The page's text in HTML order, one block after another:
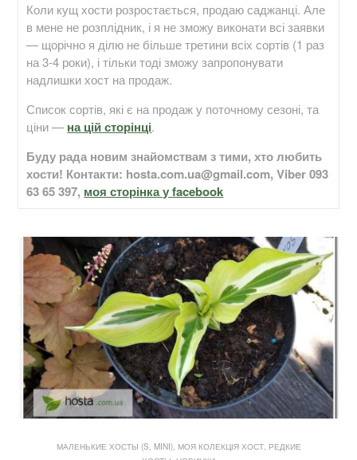
Коли кущ хости розростається, продаю саджанці. Але
в мене не розплідник, і я не зможу виконати всі заявки
— щорічно я ділю не більше третини всіх сортів (1 раз
на 3-4 роки), і тільки тоді зможу запропонувати
надлишки хост на продаж.
Список сортів, які є на продаж у поточному сезоні, та
ціни — на цій сторінці.
Буду рада новим знайомствам з тими, хто любить
хости! Контакти: hosta.com.ua@gmail.com, Viber 093
63 65 397, моя сторінка у facebook
МАЛЕНЬКИЕ ХОСТЫ (S, MINI), МОЯ КОЛЕКЦІЯ ХОСТ, РЕДКИЕ